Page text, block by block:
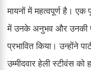
मायनों में महत्वपूर्ण है। एक
में उनके अनुभव और उनकी
प्रभावित किया। उन्होंने
उम्मीदवार हेली स्टीवंस को